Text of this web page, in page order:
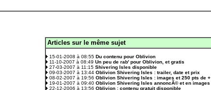
Articles sur le même sujet
15-01-2008 à 08:55 Du contenu pour Oblivion
11-10-2007 à 08:49 Un peu de rab' pour Oblivion, et gratis
27-03-2007 à 11:15 Shivering Isles disponible
09-03-2007 à 13:44 Oblivion Shivering Isles : trailer, date et prix
08-02-2007 à 19:56 Oblivion Shivering Isles : images et 250 pts de +
19-01-2007 à 09:40 Oblivion Shivering Isles annoncÃ© et en images
22-12-2006 à 13:56 Oblivion : contenu gratuit disponible